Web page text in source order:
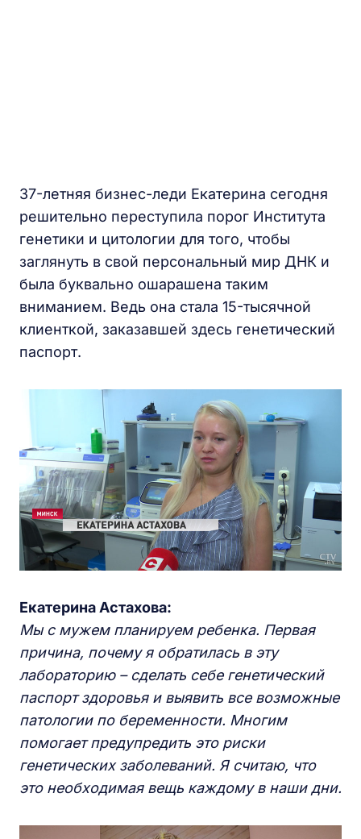
37-летняя бизнес-леди Екатерина сегодня
решительно переступила порог Института
генетики и цитологии для того, чтобы
заглянуть в свой персональный мир ДНК и
была буквально ошарашена таким
вниманием. Ведь она стала 15-тысячной
клиенткой, заказавшей здесь генетический
паспорт.
Екатерина Астахова:
Мы с мужем планируем ребенка. Первая
причина, почему я обратилась в эту
лабораторию – сделать себе генетический
паспорт здоровья и выявить все возможные
патологии по беременности. Многим
помогает предупредить это риски
генетических заболеваний. Я считаю, что
это необходимая вещь каждому в наши дни.